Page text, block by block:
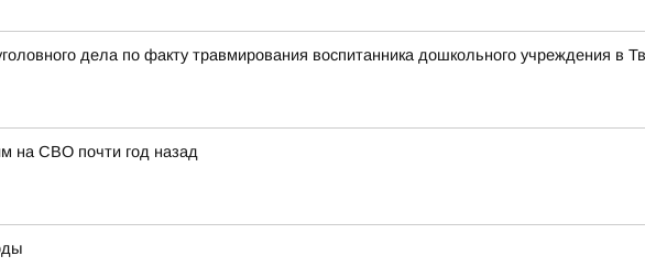
дела по факту травмирования воспитанника дошкольного учреждения в
на СВО почти год назад